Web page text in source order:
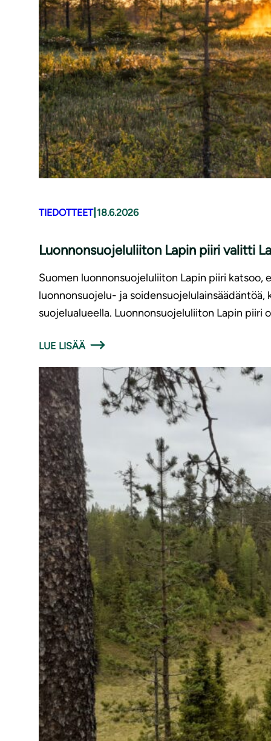
TIEDOTTEET| 18.6.2026
Luonnonsuojeluliiton Lapin piiri valitti
Suomen luonnonsuojeluliiton Lapin piiri
luonnonsuojelu- ja soidensuojelulainsäädäntöä,
suojelualueella. Luonnonsuojeluliiton Lapin
LUE LISÄÄ